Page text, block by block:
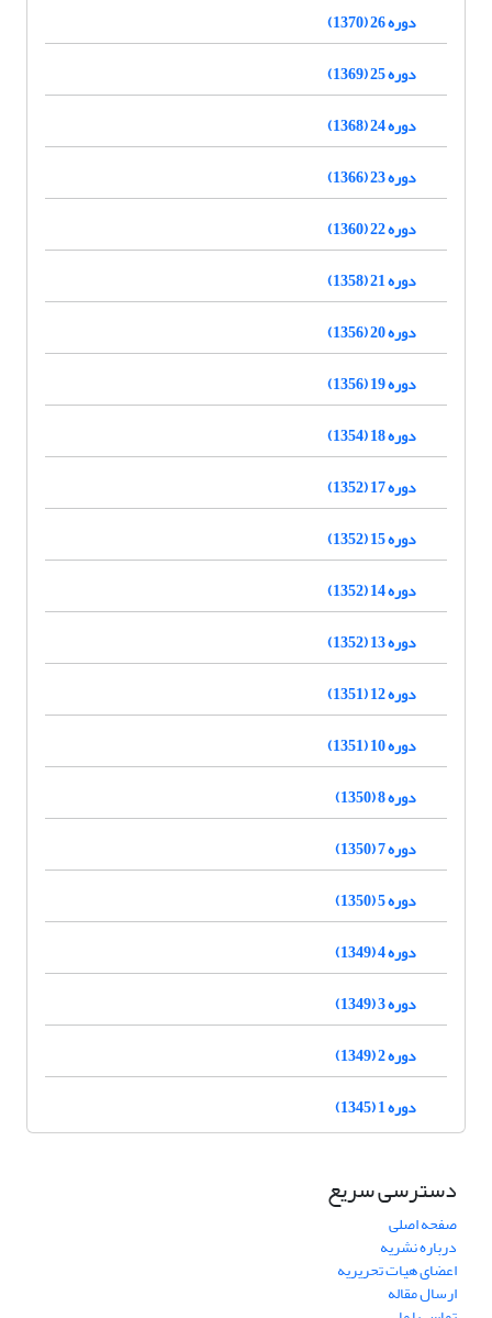
دوره 26 (1370)
دوره 25 (1369)
دوره 24 (1368)
دوره 23 (1366)
دوره 22 (1360)
دوره 21 (1358)
دوره 20 (1356)
دوره 19 (1356)
دوره 18 (1354)
دوره 17 (1352)
دوره 15 (1352)
دوره 14 (1352)
دوره 13 (1352)
دوره 12 (1351)
دوره 10 (1351)
دوره 8 (1350)
دوره 7 (1350)
دوره 5 (1350)
دوره 4 (1349)
دوره 3 (1349)
دوره 2 (1349)
دوره 1 (1345)
دسترسی سریع
صفحه اصلی
درباره نشریه
اعضای هیات تحریریه
ارسال مقاله